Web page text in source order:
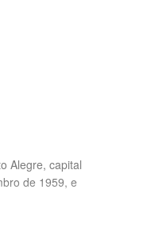
Alegre, capital
de 1959, e